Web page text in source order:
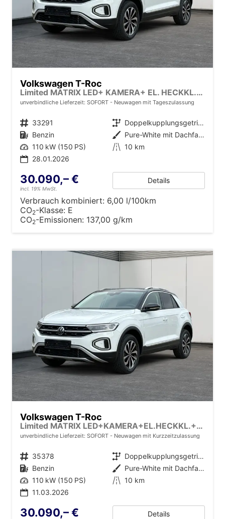
Volkswagen T-Roc
Limited MATRIX LED+ KAMERA+ EL. HECKKL.+PDC+SHZ
unverbindliche Lieferzeit: SOFORT Neuwagen mit Tageszulassung
Fahrzeugnr. 33291 Getriebe
Doppelkupplungsgetriebe (DSG)
Kraftstoff Benzin Außenfarbe
Pure-White mit Dachfarbe in Deep Black Perleffekt
Leistung 110 kW (150 PS) Kilometerstand 10 km
28.01.2026
30.090,– €
incl. 19% MwSt.
Details
Verbrauch kombiniert: 6,00 l/100km
CO2-Klasse: E
CO2-Emissionen: 137,00 g/km
Volkswagen T-Roc
Limited MATRIX LED+KAMERA+EL.HECKKL.+PDC+SHZ
unverbindliche Lieferzeit: SOFORT Neuwagen mit Kurzzeitzulassung
Fahrzeugnr. 35378 Getriebe
Doppelkupplungsgetriebe (DSG)
Kraftstoff Benzin Außenfarbe
Pure-White mit Dachfarbe in Deep Black Perleffekt
Leistung 110 kW (150 PS) Kilometerstand 10 km
11.03.2026
30.090,– € Details